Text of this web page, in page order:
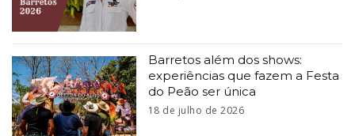
Barretos além dos shows:
experiências que fazem a Festa
do Peão ser única
18 de julho de 2026